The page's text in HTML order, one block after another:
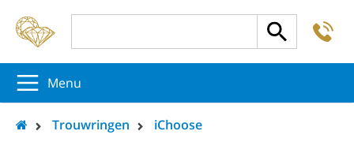
Menu
Trouwringen iChoose